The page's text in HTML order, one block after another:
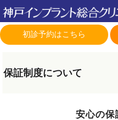
初診予約はこちら
保証制度について
安心の保